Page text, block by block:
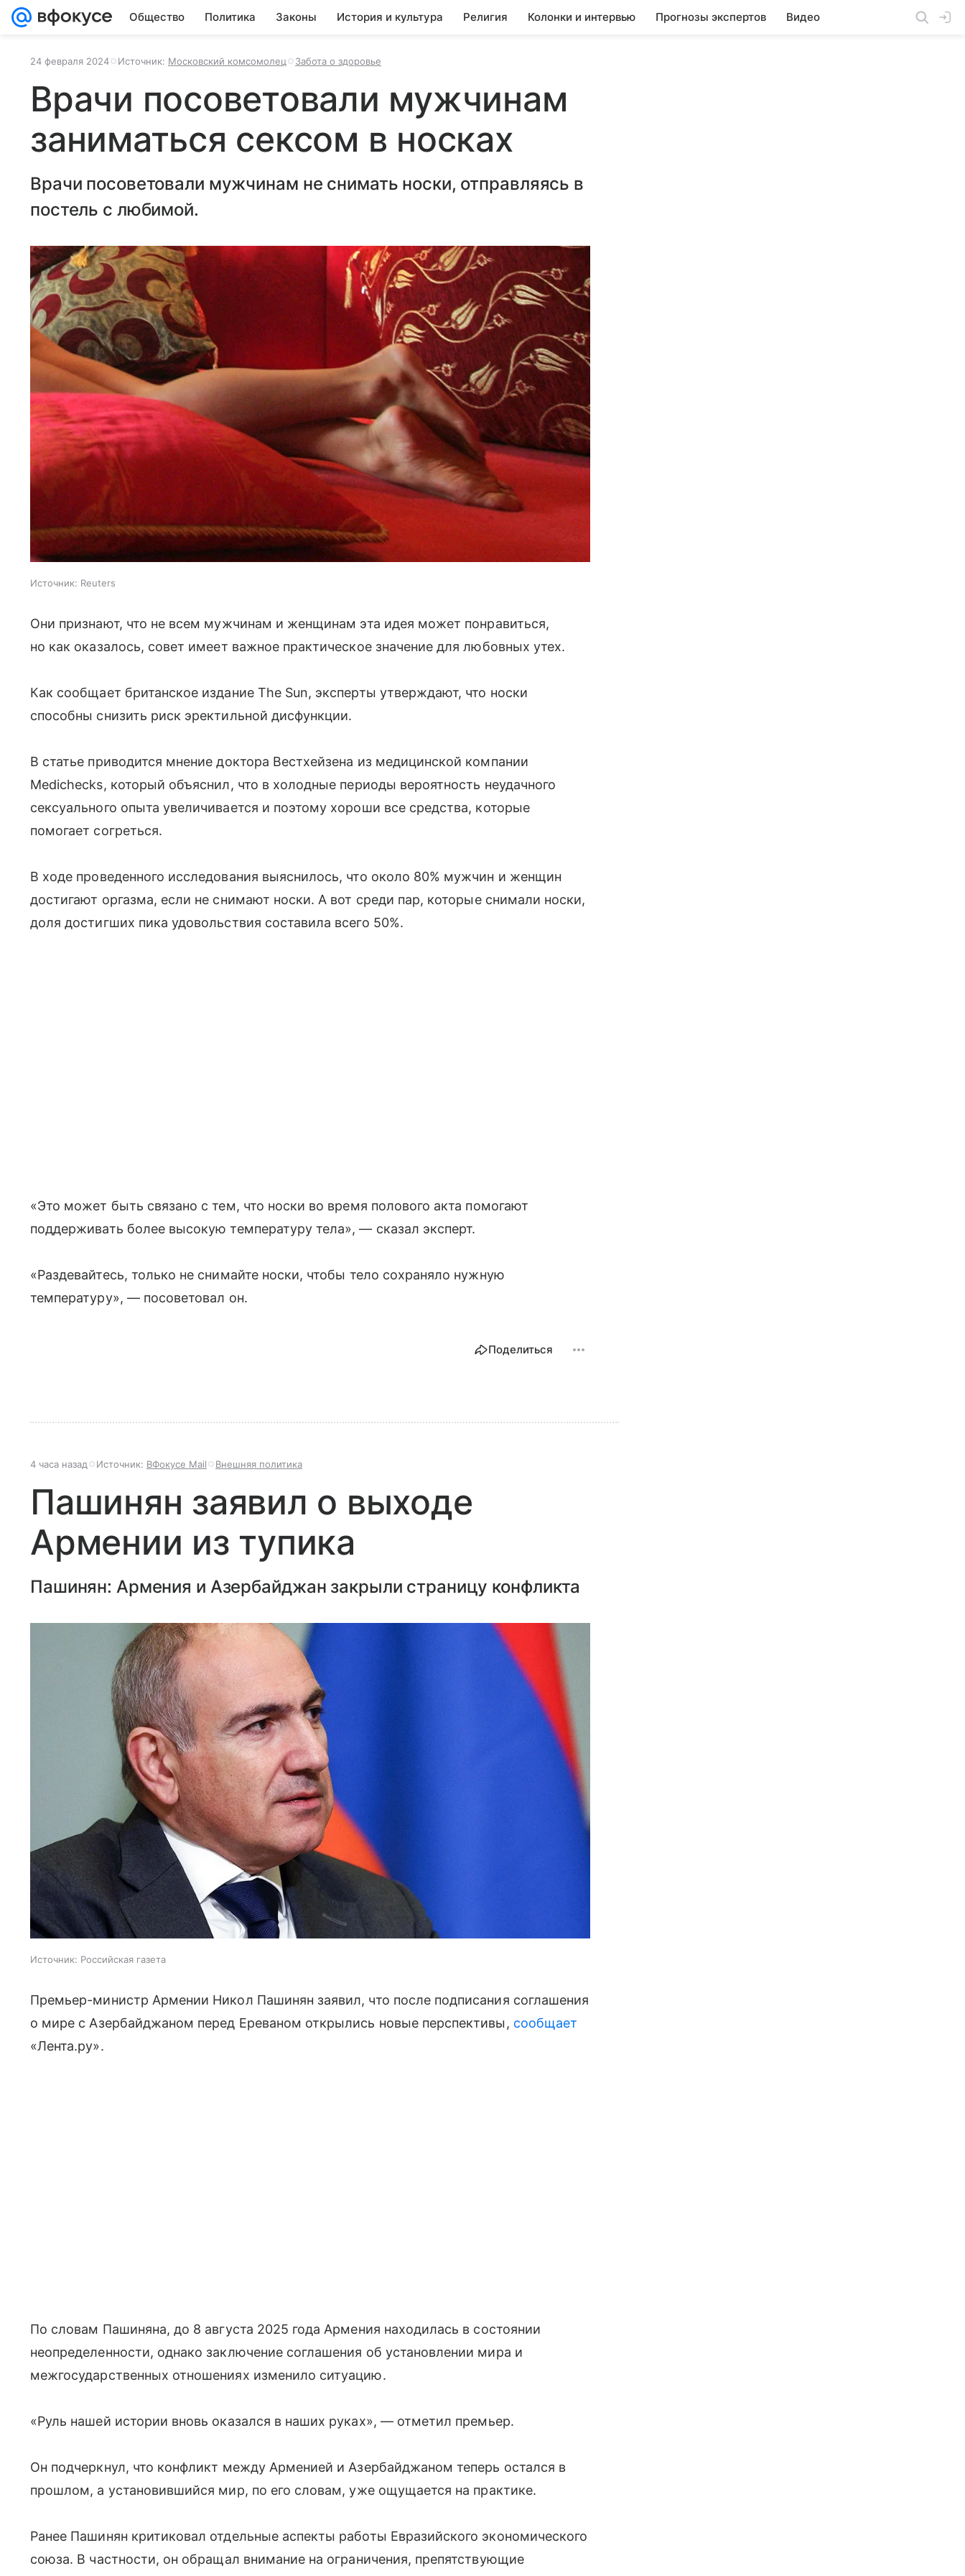
Общество Политика Законы История и культура Религия Колонки и интервью Прогнозы экспертов Видео
24 февраля 2024 Источник: Московский комсомолец Забота о здоровье
Врачи посоветовали мужчинам
заниматься сексом в носках
Врачи посоветовали мужчинам не снимать носки, отправляясь в
постель с любимой.
Источник: Reuters
Они признают, что не всем мужчинам и женщинам эта идея может понравиться,
но как оказалось, совет имеет важное практическое значение для любовных утех.
Как сообщает британское издание The Sun, эксперты утверждают, что носки
способны снизить риск эректильной дисфункции.
В статье приводится мнение доктора Вестхейзена из медицинской компании
Medichecks, который объяснил, что в холодные периоды вероятность неудачного
сексуального опыта увеличивается и поэтому хороши все средства, которые
помогает согреться.
В ходе проведенного исследования выяснилось, что около 80% мужчин и женщин
достигают оргазма, если не снимают носки. А вот среди пар, которые снимали носки,
доля достигших пика удовольствия составила всего 50%.
«Это может быть связано с тем, что носки во время полового акта помогают
поддерживать более высокую температуру тела», — сказал эксперт.
«Раздевайтесь, только не снимайте носки, чтобы тело сохраняло нужную
температуру», — посоветовал он.
Поделиться
4 часа назад Источник: ВФокусе Mail Внешняя политика
Пашинян заявил о выходе
Армении из тупика
Пашинян: Армения и Азербайджан закрыли страницу конфликта
Источник: Российская газета
Премьер-министр Армении Никол Пашинян заявил, что после подписания соглашения
о мире с Азербайджаном перед Ереваном открылись новые перспективы, сообщает
«Лента.ру».
По словам Пашиняна, до 8 августа 2025 года Армения находилась в состоянии
неопределенности, однако заключение соглашения об установлении мира и
межгосударственных отношениях изменило ситуацию.
«Руль нашей истории вновь оказался в наших руках», — отметил премьер.
Он подчеркнул, что конфликт между Арменией и Азербайджаном теперь остался в
прошлом, а установившийся мир, по его словам, уже ощущается на практике.
Ранее Пашинян критиковал отдельные аспекты работы Евразийского экономического
союза. В частности, он обращал внимание на ограничения, препятствующие